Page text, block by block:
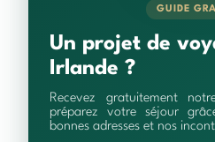
GUIDE
Un projet de
Irlande ?
Recevez gratuitement
préparez votre séjour
bonnes adresses et nos